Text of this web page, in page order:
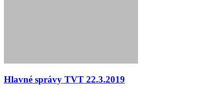
Hlavné správy TVT 22.3.2019